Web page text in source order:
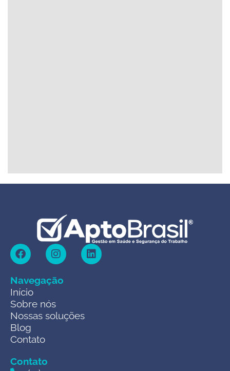
Navegação
Início
Sobre nós
Nossas soluções
Blog
Contato
Contato